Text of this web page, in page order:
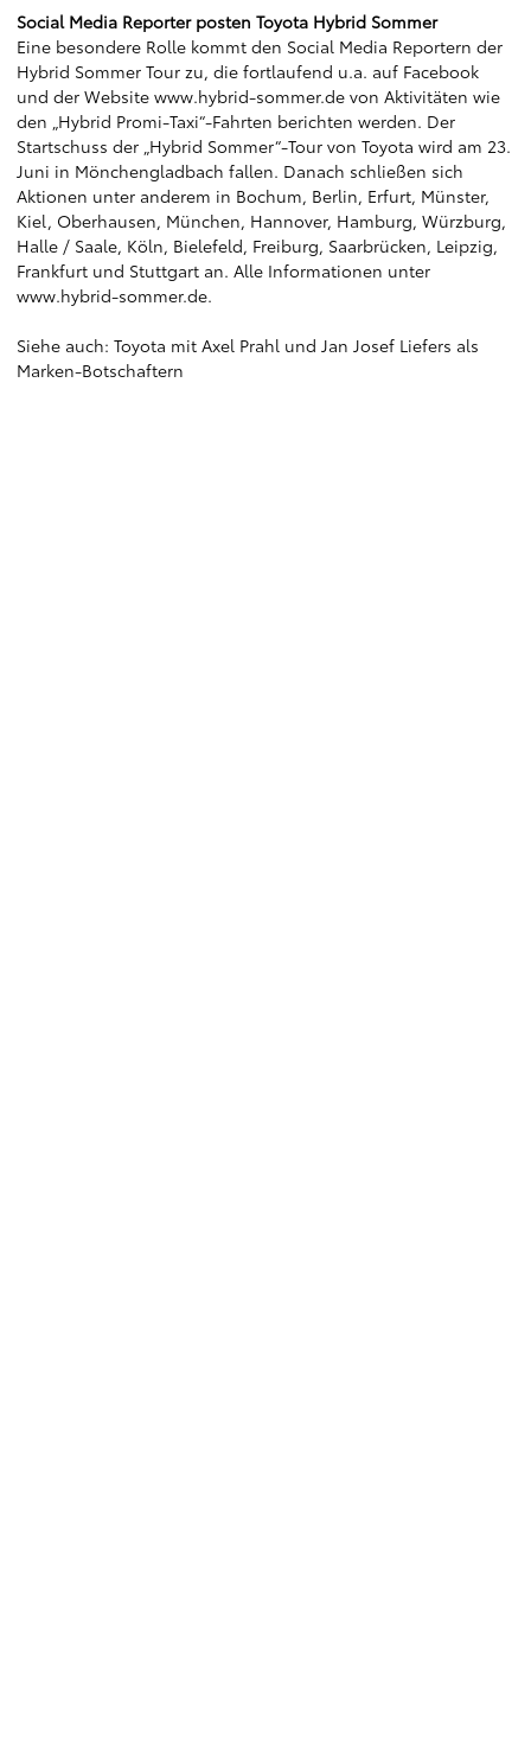
Social Media Reporter posten Toyota Hybrid Sommer
Eine besondere Rolle kommt den Social Media Reportern der
Hybrid Sommer Tour zu, die fortlaufend u.a. auf Facebook
und der Website www.hybrid-sommer.de von Aktivitäten wie
den „Hybrid Promi-Taxi“-Fahrten berichten werden. Der
Startschuss der „Hybrid Sommer“-Tour von Toyota wird am 23.
Juni in Mönchengladbach fallen. Danach schließen sich
Aktionen unter anderem in Bochum, Berlin, Erfurt, Münster,
Kiel, Oberhausen, München, Hannover, Hamburg, Würzburg,
Halle / Saale, Köln, Bielefeld, Freiburg, Saarbrücken, Leipzig,
Frankfurt und Stuttgart an. Alle Informationen unter
www.hybrid-sommer.de.
Siehe auch: Toyota mit Axel Prahl und Jan Josef Liefers als
Marken-Botschaftern